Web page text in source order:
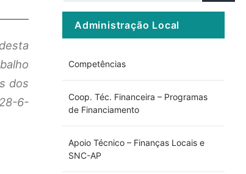
dos
6-
Administração Local
Competências
Coop. Téc. Financeira – Programas
de Financiamento
Apoio Técnico – Finanças Locais e
SNC-AP